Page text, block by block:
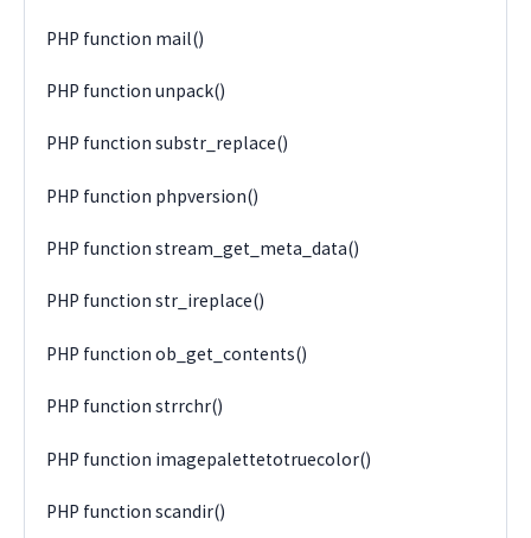
PHP function mail()
PHP function unpack()
PHP function substr_replace()
PHP function phpversion()
PHP function stream_get_meta_data()
PHP function str_ireplace()
PHP function ob_get_contents()
PHP function strrchr()
PHP function imagepalettetotruecolor()
PHP function scandir()